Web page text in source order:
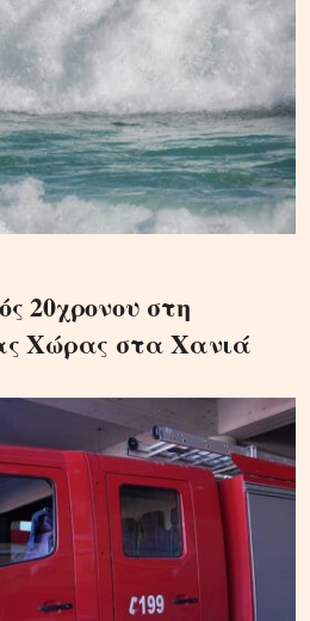
20χρονου στη
Χώρας στα Χανιά